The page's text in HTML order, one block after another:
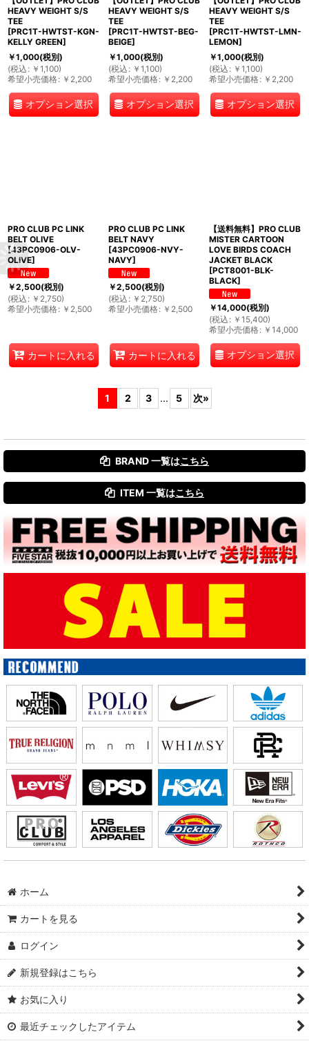
HEAVY WEIGHT S/S
TEE
[PRC1T-HWTST-KGN-
KELLY GREEN]
￥1,000(税別)
(税込 : ￥ 1,100)
希望小売価格: ￥ 2,200
オプション選択
HEAVY WEIGHT S/S
TEE
[PRC1T-HWTST-BEG-
BEIGE]
￥1,000(税別)
(税込 : ￥ 1,100)
希望小売価格: ￥ 2,200
オプション選択
HEAVY WEIGHT S/S
TEE
[PRC1T-HWTST-LMN-
LEMON]
￥1,000(税別)
(税込 : ￥ 1,100)
希望小売価格: ￥ 2,200
オプション選択
PRO CLUB PC LINK
BELT OLIVE
[43PC0906-OLV-
OLIVE]
￥2,500(税別)
(税込 : ￥ 2,750)
希望小売価格: ￥ 2,500
カートに入れる
PRO CLUB PC LINK
BELT NAVY
[43PC0906-NVY-
NAVY]
￥2,500(税別)
(税込 : ￥ 2,750)
希望小売価格: ￥ 2,500
カートに入れる
【送料無料】PRO CLUB
MISTER CARTOON
LOVE BIRDS COACH
JACKET BLACK
[PCT8001-BLK-
BLACK]
￥14,000(税別)
(税込 : ￥ 15,400)
希望小売価格: ￥ 14,000
オプション選択
1 2 3 ... 5 次»
BRAND 一覧はこちら
ITEM 一覧はこちら
ホーム
カートを見る
ログイン
新規登録はこちら
お気に入り
最近チェックしたアイテム